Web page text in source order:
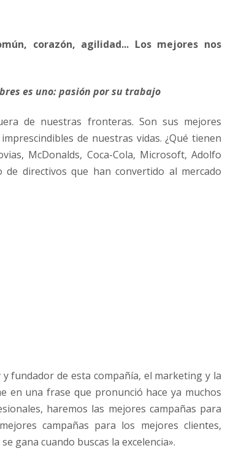
corazón, agilidad... Los mejores nos
es uno: pasión por su trabajo
de nuestras fronteras. Son sus mejores
de nuestras vidas. ¿Qué tienen
McDonalds, Coca-Cola, Microsoft, Adolfo
directivos que han convertido al mercado
fundador de esta compañía, el marketing y la
en una frase que pronunció hace ya muchos
haremos las mejores campañas para
campañas para los mejores clientes,
gana cuando buscas la excelencia».